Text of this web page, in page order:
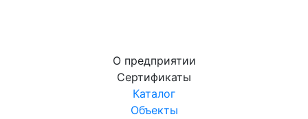
О предприятии
Сертификаты
Каталог
Объекты